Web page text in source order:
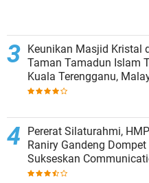
Keunikan Masjid Kristal
Taman Tamadun Islam Tarikan Ikonik di
Kuala Terengganu,
Pererat Silaturahmi,
Raniry Gandeng
Sukseskan